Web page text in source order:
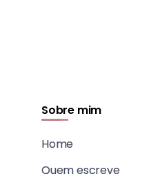
Sobre mim
Home
Quem escreve